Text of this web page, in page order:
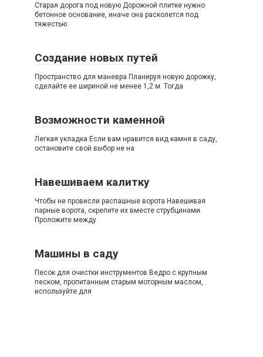
Старая дорога под новую Дорожной плитке нужно
бетонное основание, иначе она расколется под
тяжестью
Создание новых путей
Пространство для маневра Планируя новую дорожку,
сделайте ее шириной не менее 1,2 м. Тогда
Возможности каменной
Легкая укладка Если вам нравится вид камня в саду,
остановите свой выбор не на
Навешиваем калитку
Чтобы не провисли распашные ворота Навешивая
парные ворота, скрепите их вместе струбцинами.
Проложите между
Машины в саду
Песок для очистки инструментов Ведро с крупным
песком, пропитанным старым моторным маслом,
используйте для